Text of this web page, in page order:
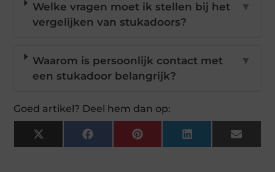
Welke vragen moet ik stellen bij het
vergelijken van stukadoors?
▼
Waarom is persoonlijk contact met
een stukadoor belangrijk?
▼
Goed artikel? Deel hem dan op:
X
(Twitter)
FacebookPinterestLinkedInEmail